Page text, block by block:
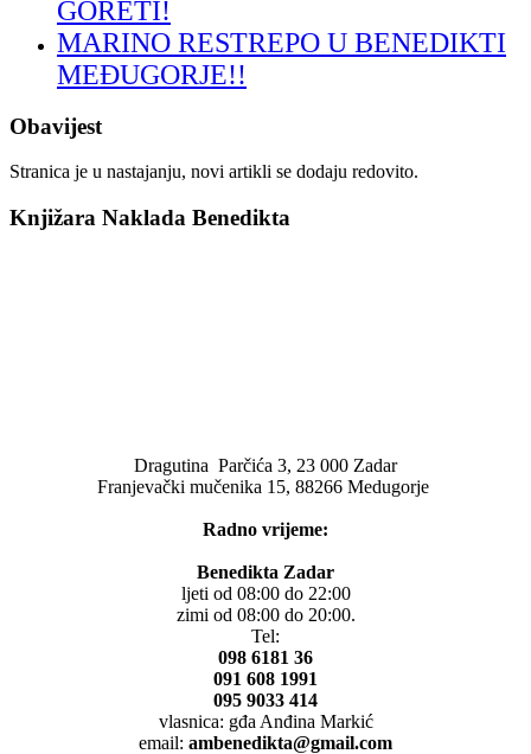
GORETI!
MARINO RESTREPO U BENEDIKTI
MEĐUGORJE!!
Obavijest
Stranica je u nastajanju, novi artikli se dodaju redovito.
Knjižara Naklada Benedikta
Dragutina Parčića 3, 23 000 Zadar
Franjevački mučenika 15, 88266 Medugorje
Radno vrijeme:
Benedikta Zadar
ljeti od 08:00 do 22:00
zimi od 08:00 do 20:00.
Tel:
098 6181 36
091 608 1991
095 9033 414
vlasnica: gđa Anđina Markić
email: ambenedikta@gmail.com